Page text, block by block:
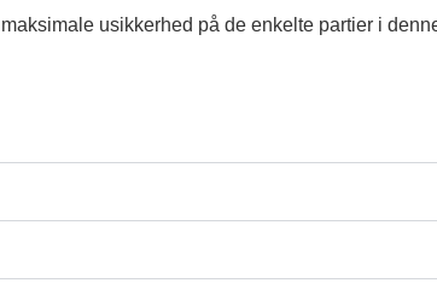
usikkerhed på de enkelte partier i